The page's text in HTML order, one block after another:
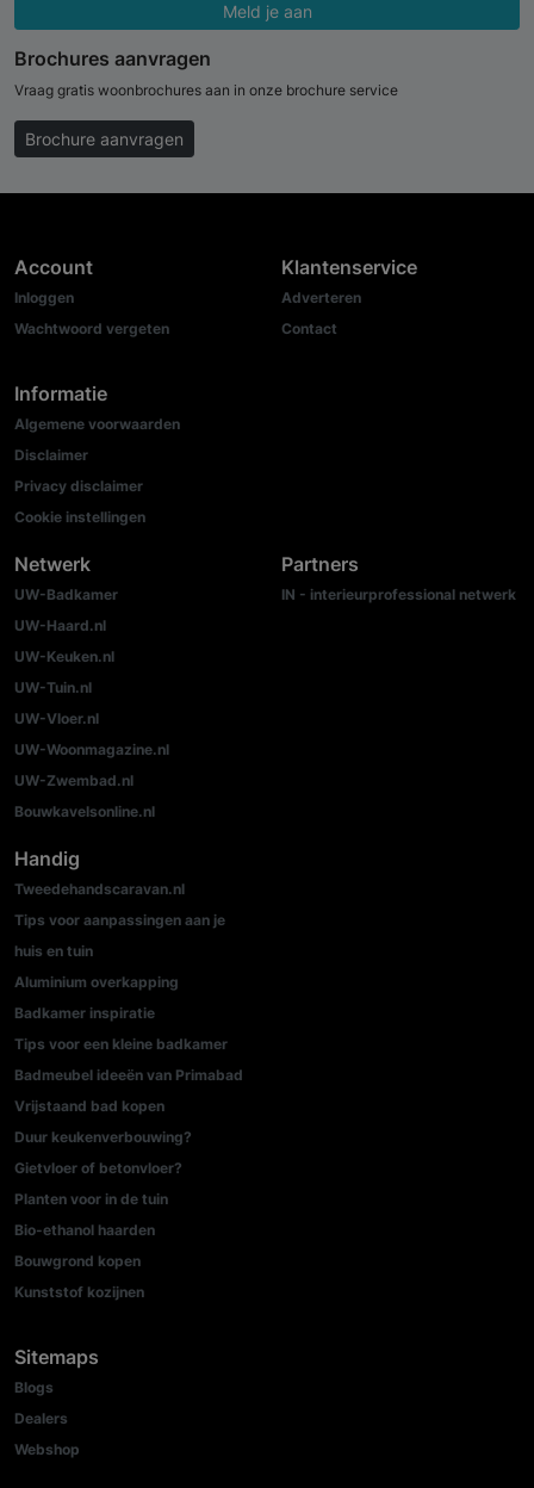
Meld je aan
Brochures aanvragen
Vraag gratis woonbrochures aan in onze brochure service
Brochure aanvragen
Account
Inloggen
Wachtwoord vergeten
Informatie
Algemene voorwaarden
Disclaimer
Privacy disclaimer
Cookie instellingen
Klantenservice
Adverteren
Contact
Netwerk
UW-Badkamer
UW-Haard.nl
UW-Keuken.nl
UW-Tuin.nl
UW-Vloer.nl
UW-Woonmagazine.nl
UW-Zwembad.nl
Bouwkavelsonline.nl
Partners
IN - interieurprofessional netwerk
Handig
Tweedehandscaravan.nl
Tips voor aanpassingen aan je
huis en tuin
Aluminium overkapping
Badkamer inspiratie
Tips voor een kleine badkamer
Badmeubel ideeën van Primabad
Vrijstaand bad kopen
Duur keukenverbouwing?
Gietvloer of betonvloer?
Planten voor in de tuin
Bio-ethanol haarden
Bouwgrond kopen
Kunststof kozijnen
Sitemaps
Blogs
Dealers
Webshop